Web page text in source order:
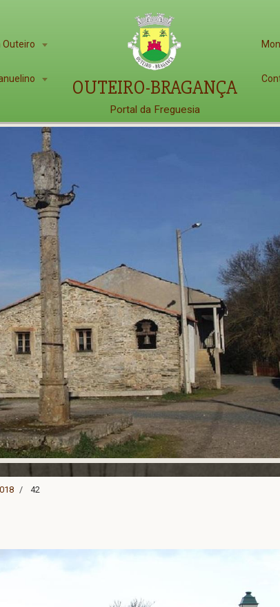
OUTEIRO-BRAGANÇA
Portal da Freguesia
42